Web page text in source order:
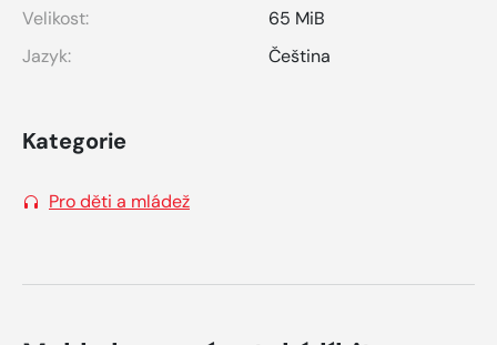
Velikost:
65 MiB
Jazyk:
Čeština
Kategorie
Pro děti a mládež